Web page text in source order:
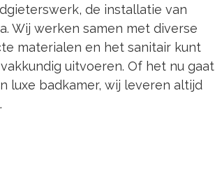
de installatie van
Wij werken samen met diverse
materialen en het sanitair kunt
uitvoeren. Of het nu gaat
luxe badkamer, wij leveren altijd